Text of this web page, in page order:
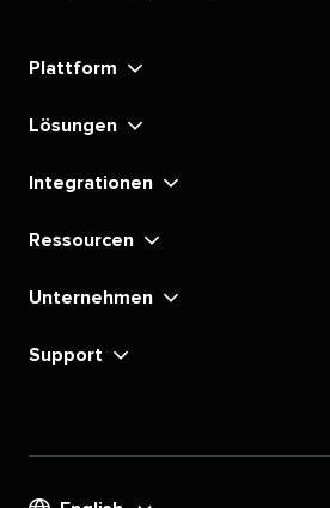
LinkedIn​​
Instagram​​
YouTube​​
TikTok​​
Plattform​​
Lösungen​​
Integrationen​​
Ressourcen​​
Unternehmen​​
Support​​